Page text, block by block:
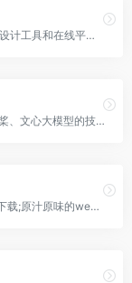
创客贴智能设计在线协作平台，是一款平面设计工具和在线平面设计软件,提供海量海报模板,新媒体配图,电商模板,主图模板,邀请函,公告通知,喜报,logo等免费设计素材和模板,创客贴AI工具箱提供在线智能生成海报,一键抠图,一键消除,一键去水印,图片高清修复,无损放大，智能拼图等众多智能AI工具。
文心一格，AI艺术和创意辅助平台，依托飞桨、文心大模型的技术创新推出的“AI作画”产品，可轻松驾驭多种风格，人人皆可“一语成画”
AI绘画原创模型分享社区，10万+模型免费下载;原汁原味的webUI、comfyUI，在线AI绘图工具免费使用;还可在线进行模型训练。欢迎每一位创作者加入，共同探索AI绘画